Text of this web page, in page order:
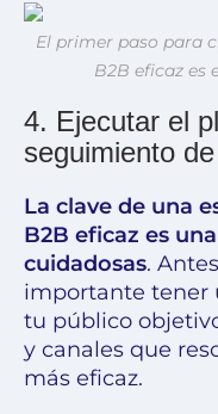
El primer paso para
B2B eficaz es
4. Ejecutar el
seguimiento
La clave de una
B2B eficaz es
cuidadosas.
importante tener
tu público
y canales que
más eficaz.